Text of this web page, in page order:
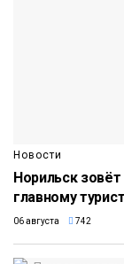
Новости
Норильск
главному
06 августа 742